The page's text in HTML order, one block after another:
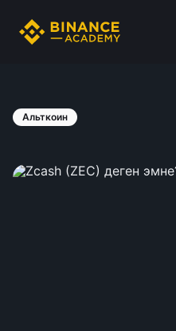
Альткоин